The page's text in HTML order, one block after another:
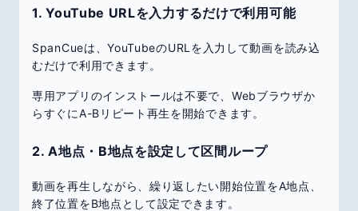
1. YouTube URLを入力するだけで利用可能
SpanCueは、YouTubeのURLを入力して動画を読み込
むだけで利用できます。
専用アプリのインストールは不要で、Webブラウザか
らすぐにA-Bリピート再生を開始できます。
2. A地点・B地点を設定して区間ループ
動画を再生しながら、繰り返したい開始位置をA地点、
終了位置をB地点として設定できます。